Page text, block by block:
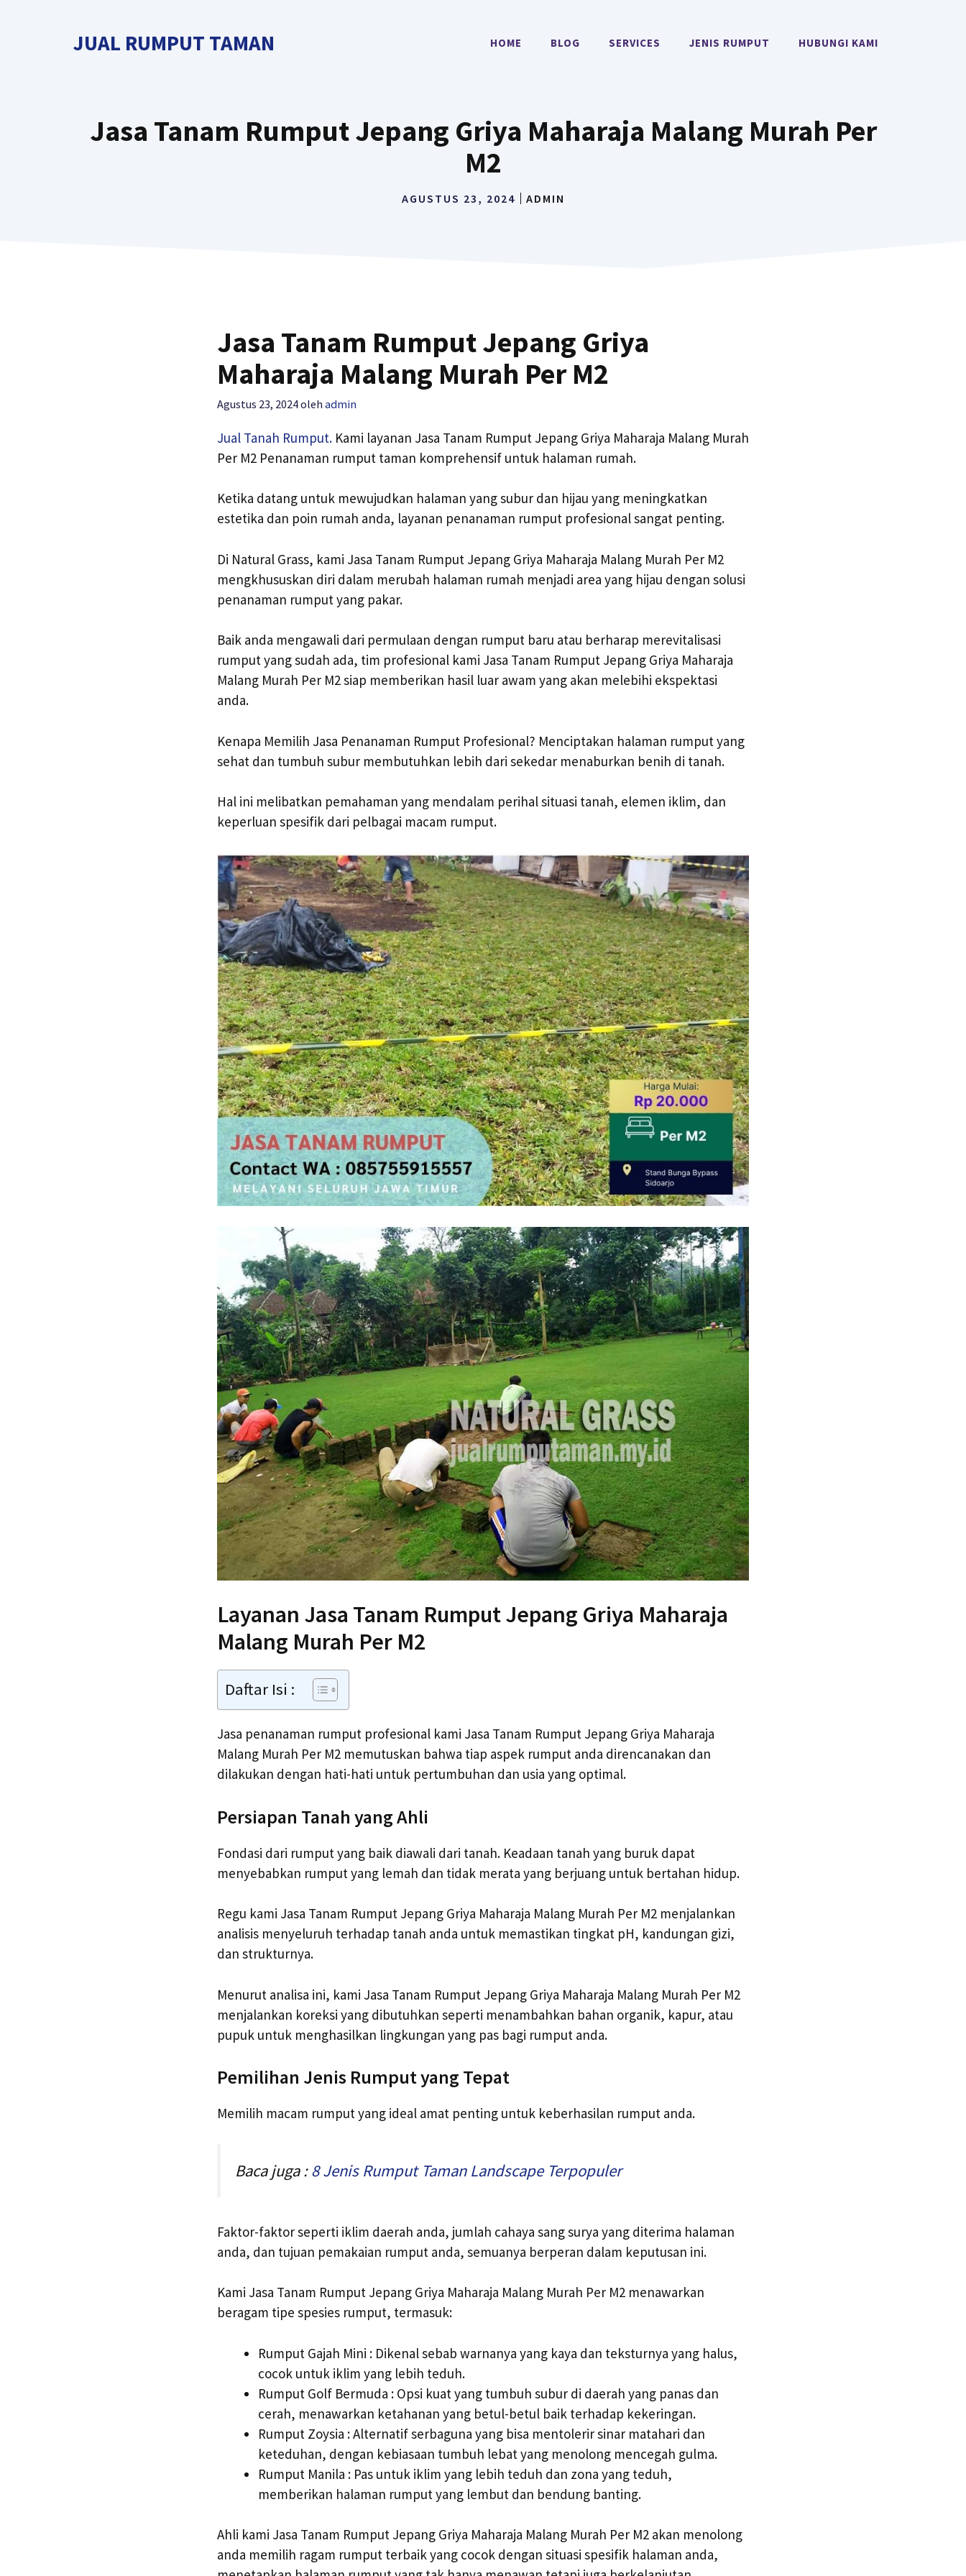
JUAL RUMPUT TAMAN HOME BLOG SERVICES JENIS RUMPUT HUBUNGI KAMI
Jasa Tanam Rumput Jepang Griya Maharaja Malang Murah Per
M2
AGUSTUS 23, 2024 ADMIN
Jasa Tanam Rumput Jepang Griya
Maharaja Malang Murah Per M2
Agustus 23, 2024oleh admin
Jual Tanah Rumput. Kami layanan Jasa Tanam Rumput Jepang Griya Maharaja Malang Murah
Per M2 Penanaman rumput taman komprehensif untuk halaman rumah.
Ketika datang untuk mewujudkan halaman yang subur dan hijau yang meningkatkan
estetika dan poin rumah anda, layanan penanaman rumput profesional sangat penting.
Di Natural Grass, kami Jasa Tanam Rumput Jepang Griya Maharaja Malang Murah Per M2
mengkhususkan diri dalam merubah halaman rumah menjadi area yang hijau dengan solusi
penanaman rumput yang pakar.
Baik anda mengawali dari permulaan dengan rumput baru atau berharap merevitalisasi
rumput yang sudah ada, tim profesional kami Jasa Tanam Rumput Jepang Griya Maharaja
Malang Murah Per M2 siap memberikan hasil luar awam yang akan melebihi ekspektasi
anda.
Kenapa Memilih Jasa Penanaman Rumput Profesional? Menciptakan halaman rumput yang
sehat dan tumbuh subur membutuhkan lebih dari sekedar menaburkan benih di tanah.
Hal ini melibatkan pemahaman yang mendalam perihal situasi tanah, elemen iklim, dan
keperluan spesifik dari pelbagai macam rumput.
Layanan Jasa Tanam Rumput Jepang Griya Maharaja
Malang Murah Per M2
Daftar Isi :
Jasa penanaman rumput profesional kami Jasa Tanam Rumput Jepang Griya Maharaja
Malang Murah Per M2 memutuskan bahwa tiap aspek rumput anda direncanakan dan
dilakukan dengan hati-hati untuk pertumbuhan dan usia yang optimal.
Persiapan Tanah yang Ahli
Fondasi dari rumput yang baik diawali dari tanah. Keadaan tanah yang buruk dapat
menyebabkan rumput yang lemah dan tidak merata yang berjuang untuk bertahan hidup.
Regu kami Jasa Tanam Rumput Jepang Griya Maharaja Malang Murah Per M2 menjalankan
analisis menyeluruh terhadap tanah anda untuk memastikan tingkat pH, kandungan gizi,
dan strukturnya.
Menurut analisa ini, kami Jasa Tanam Rumput Jepang Griya Maharaja Malang Murah Per M2
menjalankan koreksi yang dibutuhkan seperti menambahkan bahan organik, kapur, atau
pupuk untuk menghasilkan lingkungan yang pas bagi rumput anda.
Pemilihan Jenis Rumput yang Tepat
Memilih macam rumput yang ideal amat penting untuk keberhasilan rumput anda.
Baca juga :8 Jenis Rumput Taman Landscape Terpopuler
Faktor-faktor seperti iklim daerah anda, jumlah cahaya sang surya yang diterima halaman
anda, dan tujuan pemakaian rumput anda, semuanya berperan dalam keputusan ini.
Kami Jasa Tanam Rumput Jepang Griya Maharaja Malang Murah Per M2 menawarkan
beragam tipe spesies rumput, termasuk:
Rumput Gajah Mini : Dikenal sebab warnanya yang kaya dan teksturnya yang halus,
cocok untuk iklim yang lebih teduh.
Rumput Golf Bermuda : Opsi kuat yang tumbuh subur di daerah yang panas dan
cerah, menawarkan ketahanan yang betul-betul baik terhadap kekeringan.
Rumput Zoysia : Alternatif serbaguna yang bisa mentolerir sinar matahari dan
keteduhan, dengan kebiasaan tumbuh lebat yang menolong mencegah gulma.
Rumput Manila : Pas untuk iklim yang lebih teduh dan zona yang teduh,
memberikan halaman rumput yang lembut dan bendung banting.
Ahli kami Jasa Tanam Rumput Jepang Griya Maharaja Malang Murah Per M2 akan menolong
anda memilih ragam rumput terbaik yang cocok dengan situasi spesifik halaman anda,